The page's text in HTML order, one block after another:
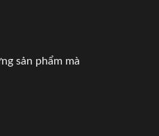
sản phẩm mà